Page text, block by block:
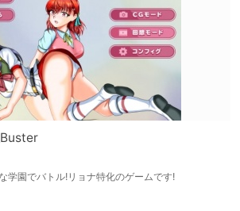
学園でバトル!リョナ特化のゲームです!